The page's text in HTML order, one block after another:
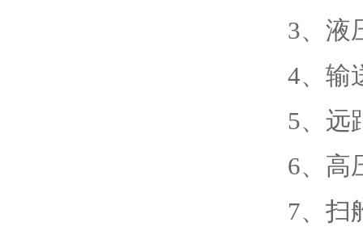
3、液
4、输
5、远
6、高
7、扫